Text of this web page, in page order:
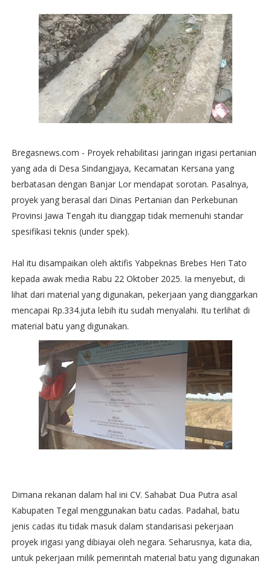
Bregasnews.com - Proyek rehabilitasi jaringan irigasi pertanian
yang ada di Desa Sindangjaya, Kecamatan Kersana yang
berbatasan dengan Banjar Lor mendapat sorotan. Pasalnya,
proyek yang berasal dari Dinas Pertanian dan Perkebunan
Provinsi Jawa Tengah itu dianggap tidak memenuhi standar
spesifikasi teknis (under spek).
Hal itu disampaikan oleh aktifis Yabpeknas Brebes Heri Tato
kepada awak media Rabu 22 Oktober 2025. Ia menyebut, di
lihat dari material yang digunakan, pekerjaan yang dianggarkan
mencapai Rp.334.juta lebih itu sudah menyalahi. Itu terlihat di
material batu yang digunakan.
Dimana rekanan dalam hal ini CV. Sahabat Dua Putra asal
Kabupaten Tegal menggunakan batu cadas. Padahal, batu
jenis cadas itu tidak masuk dalam standarisasi pekerjaan
proyek irigasi yang dibiayai oleh negara. Seharusnya, kata dia,
untuk pekerjaan milik pemerintah material batu yang digunakan